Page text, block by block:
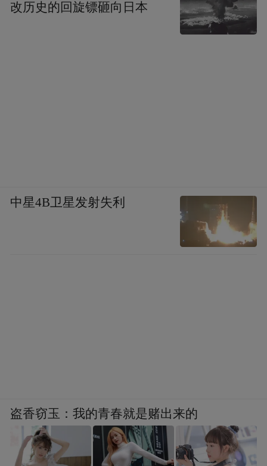
改历史的回旋镖砸向日本
中星4B卫星发射失利
盗香窃玉：我的青春就是赌出来的